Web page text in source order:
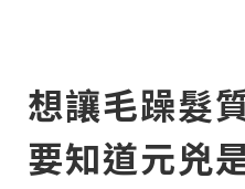
想讓毛躁髮
要知道元兇